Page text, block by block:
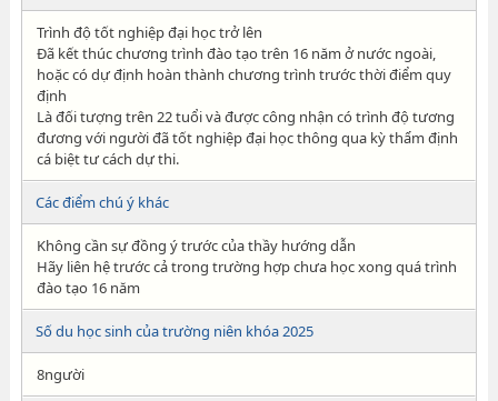
Trình độ tốt nghiệp đại học trở lên
Đã kết thúc chương trình đào tạo trên 16 năm ở nước ngoài,
hoặc có dự định hoàn thành chương trình trước thời điểm quy
định
Là đối tượng trên 22 tuổi và được công nhận có trình độ tương
đương với người đã tốt nghiệp đại học thông qua kỳ thẩm định
cá biệt tư cách dự thi.
Các điểm chú ý khác
Không cần sự đồng ý trước của thầy hướng dẫn
Hãy liên hệ trước cả trong trường hợp chưa học xong quá trình
đào tạo 16 năm
Số du học sinh của trường niên khóa 2025
8người